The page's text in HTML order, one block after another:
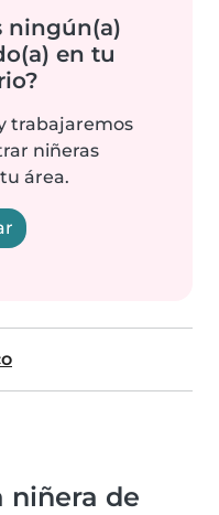
ningún(a)
en tu
trabajaremos
niñeras
área.
niñera de